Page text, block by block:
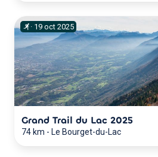
· 19 oct 2025
Grand Trail du Lac 2025
74 km - Le Bourget-du-Lac